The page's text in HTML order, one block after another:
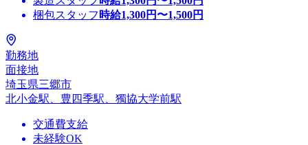
梱包スタッフ 時給1,300円〜1,500円
勤務地
面接地
埼玉県三郷市
北小金駅、豊四季駅、獨協大学前駅
交通費支給
未経験OK